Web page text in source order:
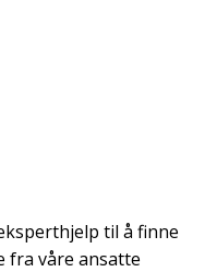
til å finne
fra våre ansatte